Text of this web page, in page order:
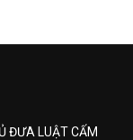
ĐƯA LUẬT CẤM